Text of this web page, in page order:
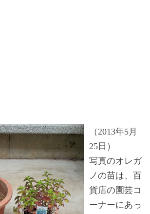
（2013年5月
25日）
写真のオレガ
ノの苗は、百
貨店の園芸コ
ーナーにあっ